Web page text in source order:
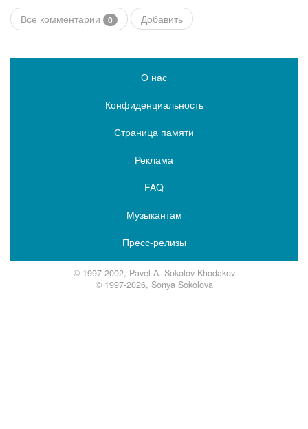
Все комментарии 0 Добавить
О нас
Конфиденциальность
Страница памяти
Реклама
FAQ
Музыкантам
Пресс-релизы
© 1997-2002, Pavel A. Sokolov-Khodakov
© 1997-2026, Sonya Sokolova